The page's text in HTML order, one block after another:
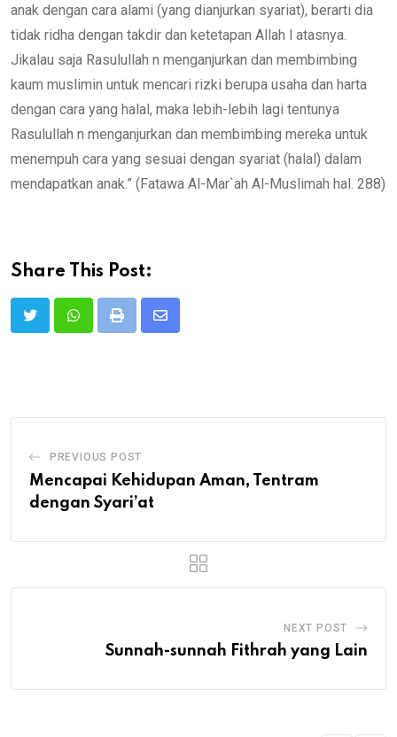
anak dengan cara alami (yang dianjurkan syariat), berarti dia
tidak ridha dengan takdir dan ketetapan Allah l atasnya.
Jikalau saja Rasulullah n menganjurkan dan membimbing
kaum muslimin untuk mencari rizki berupa usaha dan harta
dengan cara yang halal, maka lebih-lebih lagi tentunya
Rasulullah n menganjurkan dan membimbing mereka untuk
menempuh cara yang sesuai dengan syariat (halal) dalam
mendapatkan anak.” (Fatawa Al-Mar`ah Al-Muslimah hal. 288)
Share This Post:
Print
Share
PREVIOUS POST
Mencapai Kehidupan Aman, Tentram
dengan Syari’at
NEXT POST
Sunnah-sunnah Fithrah yang Lain